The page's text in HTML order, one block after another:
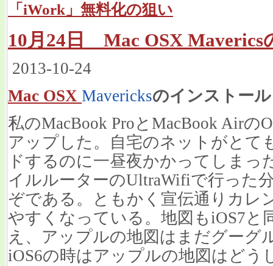
「iWork」無料化の狙い
10月24日 Mac OSX Maverics
2013-10-24
Mac OSX Mavericksのインストール
私のMacBook ProとMacBook Airの
アップした。自宅のネットがとて
ドするのに一昼夜かかってしまっ
イルルーターのUltraWifiで行った
ぞである。ともかく宣伝通りカレ
やすくなっている。地図もiOS7と
え、アップルの地図はまだグーグ
iOS6の時はアップルの地図はどう